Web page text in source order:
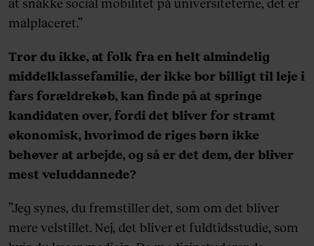
at snakke social mobilitet på universiteterne, det er
malplaceret.”
Tror du ikke, at folk fra en helt almindelig
middelklassefamilie, der ikke bor billigt til leje i
fars forældrekøb, kan finde på at springe
kandidaten over, fordi det bliver for stramt
økonomisk, hvorimod de riges børn ikke
behøver at arbejde, og så er det dem, der bliver
mest veluddannede?
”Jeg synes, du fremstiller det, som om det bliver
mere velstillet. Nej, det bliver et fuldtidsstudie, som